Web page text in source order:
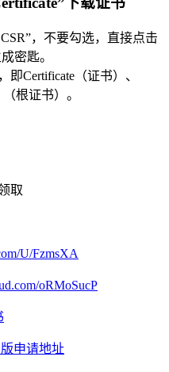
，不要勾选，直接点击
密匙。
Certificate（证书）、
根证书）。
取
U/FzmsXA
oRMoSucP
申请地址